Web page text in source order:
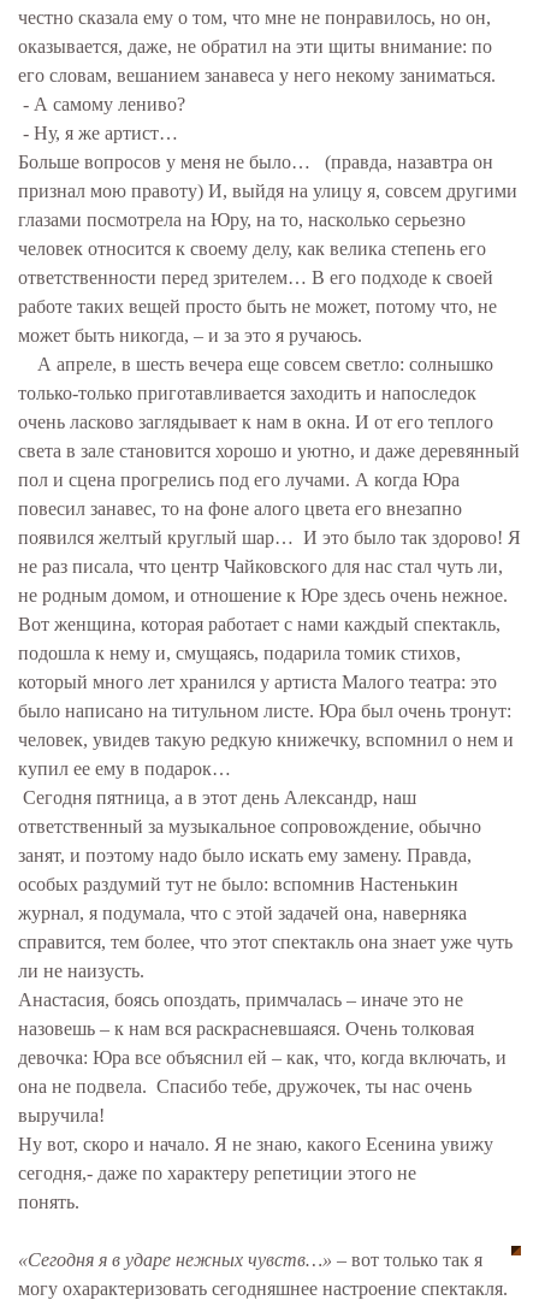
честно сказала ему о том, что мне не понравилось, но он,
оказывается, даже, не обратил на эти щиты внимание: по
его словам, вешанием занавеса у него некому заниматься.
- А самому лениво?
- Ну, я же артист…
Больше вопросов у меня не было… (правда, назавтра он
признал мою правоту) И, выйдя на улицу я, совсем другими
глазами посмотрела на Юру, на то, насколько серьезно
человек относится к своему делу, как велика степень его
ответственности перед зрителем… В его подходе к своей
работе таких вещей просто быть не может, потому что, не
может быть никогда, – и за это я ручаюсь.
А апреле, в шесть вечера еще совсем светло: солнышко
только-только приготавливается заходить и напоследок
очень ласково заглядывает к нам в окна. И от его теплого
света в зале становится хорошо и уютно, и даже деревянный
пол и сцена прогрелись под его лучами. А когда Юра
повесил занавес, то на фоне алого цвета его внезапно
появился желтый круглый шар… И это было так здорово! Я
не раз писала, что центр Чайковского для нас стал чуть ли,
не родным домом, и отношение к Юре здесь очень нежное.
Вот женщина, которая работает с нами каждый спектакль,
подошла к нему и, смущаясь, подарила томик стихов,
который много лет хранился у артиста Малого театра: это
было написано на титульном листе. Юра был очень тронут:
человек, увидев такую редкую книжечку, вспомнил о нем и
купил ее ему в подарок…
Сегодня пятница, а в этот день Александр, наш
ответственный за музыкальное сопровождение, обычно
занят, и поэтому надо было искать ему замену. Правда,
особых раздумий тут не было: вспомнив Настенькин
журнал, я подумала, что с этой задачей она, наверняка
справится, тем более, что этот спектакль она знает уже чуть
ли не наизусть.
Анастасия, боясь опоздать, примчалась – иначе это не
назовешь – к нам вся раскрасневшаяся. Очень толковая
девочка: Юра все объяснил ей – как, что, когда включать, и
она не подвела. Спасибо тебе, дружочек, ты нас очень
выручила!
Ну вот, скоро и начало. Я не знаю, какого Есенина увижу
сегодня,- даже по характеру репетиции этого не
понять.
«Сегодня я в ударе нежных чувств…» – вот только так я
могу охарактеризовать сегодняшнее настроение спектакля.